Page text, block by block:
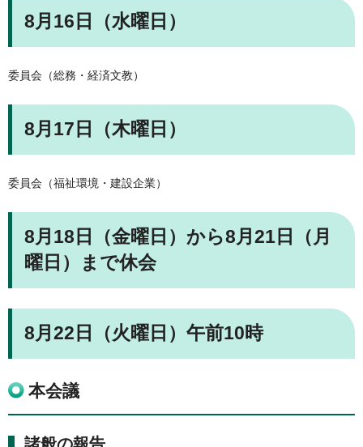
8月16日（水曜日）
委員会（総務・経済文教）
8月17日（木曜日）
委員会（福祉環境・建設企業）
8月18日（金曜日）から8月21日（月
曜日）まで休会
8月22日（火曜日）午前10時
本会議